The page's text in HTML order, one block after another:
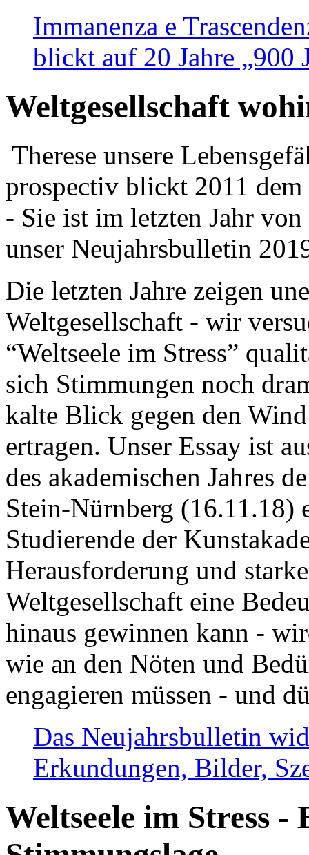
Immanenza e
blickt auf 20 Jahre „900
Weltgesellschaft
Therese unsere
prospectiv blickt 2011
- Sie ist im letzten Jahr
unser Neujahrsbulletin
Die letzten Jahre zeigen
Weltgesellschaft - wir
“Weltseele im Stress”
sich Stimmungen noch
kalte Blick gegen den
ertragen. Unser Essay ist
des akademischen Jahres
Stein-Nürnberg (16.11.18)
Studierende der
Herausforderung und
Weltgesellschaft eine
hinaus gewinnen kann -
wie an den Nöten und
engagieren müssen - und
Das Neujahrsbulletin
Erkundungen, Bilder,
Weltseele im Stress -